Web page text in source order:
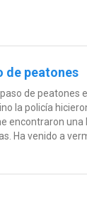
de peatones
de peatones
la policía
encontraron una
Ha venido a